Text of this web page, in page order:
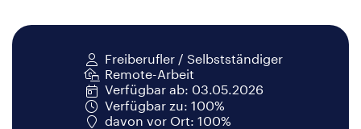
Freiberufler / Selbstständiger
Remote-Arbeit
Verfügbar ab: 03.05.2026
Verfügbar zu: 100%
davon vor Ort: 100%